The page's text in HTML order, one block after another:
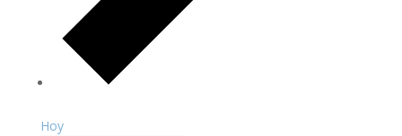
Hoy